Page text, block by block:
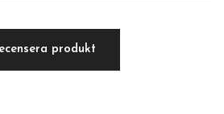
produkt